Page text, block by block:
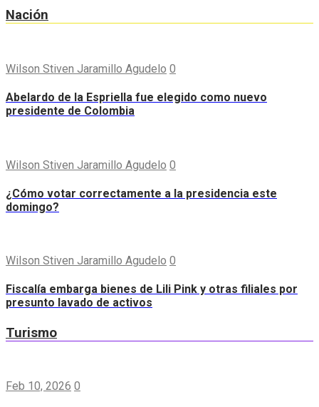
Nación
Wilson Stiven Jaramillo Agudelo 0
Abelardo de la Espriella fue elegido como nuevo
presidente de Colombia
Wilson Stiven Jaramillo Agudelo 0
¿Cómo votar correctamente a la presidencia este
domingo?
Wilson Stiven Jaramillo Agudelo 0
Fiscalía embarga bienes de Lili Pink y otras filiales por
presunto lavado de activos
Turismo
Feb 10, 2026 0